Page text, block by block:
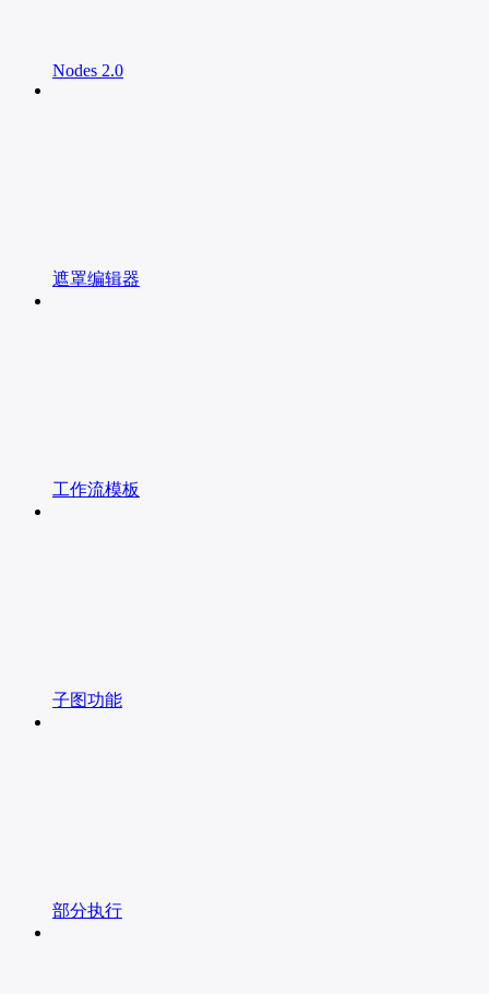
Nodes 2.0
遮罩编辑器
工作流模板
子图功能
部分执行